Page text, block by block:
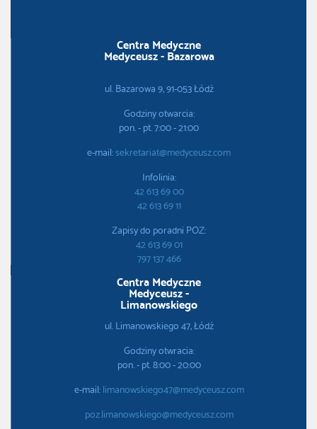
Centra Medyczne
Medyceusz - Bazarowa
ul. Bazarowa 9, 91-053 Łódź
Godziny otwarcia:
pon. - pt. 7:00 - 21:00
e-mail:sekretariat@medyceusz.com
Infolinia:
42 613 69 00
42 613 69 11
Zapisy do poradni POZ:
42 613 69 01
797 137 466
Centra Medyczne
Medyceusz -
Limanowskiego
ul. Limanowskiego 47, Łódź
Godziny otwracia:
pon. - pt. 8:00 - 20:00
e-mail:limanowskiego47@medyceusz.com
poz.limanowskiego@medyceusz.com